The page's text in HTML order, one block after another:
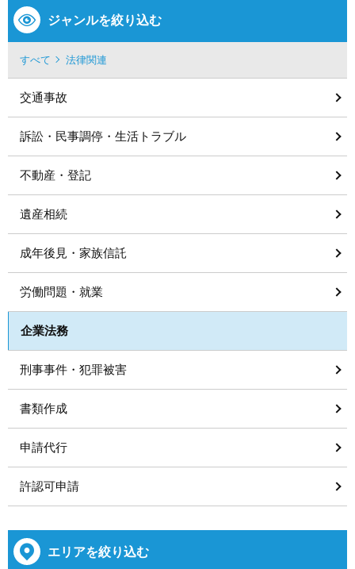
ジャンルを絞り込む
すべて 法律関連
交通事故
訴訟・民事調停・生活トラブル
不動産・登記
遺産相続
成年後見・家族信託
労働問題・就業
企業法務
刑事事件・犯罪被害
書類作成
申請代行
許認可申請
エリアを絞り込む